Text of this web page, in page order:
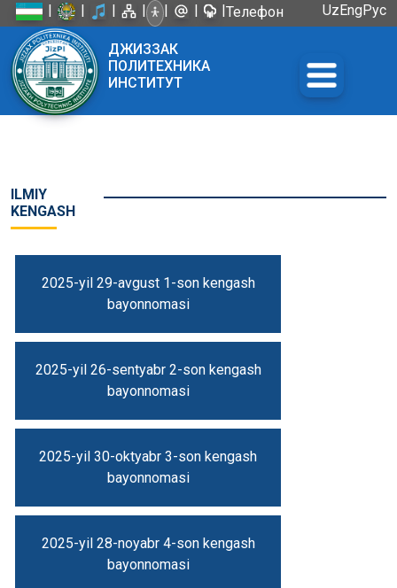
| | | | | | |Телефон
UzEngРус
ДЖИЗЗАК
ПОЛИТЕХНИКА
ИНСТИТУТ
ILMIY
KENGASH
2025-yil 29-avgust 1-son kengash
bayonnomasi
2025-yil 26-sentyabr 2-son kengash
bayonnomasi
2025-yil 30-oktyabr 3-son kengash
bayonnomasi
2025-yil 28-noyabr 4-son kengash
bayonnomasi